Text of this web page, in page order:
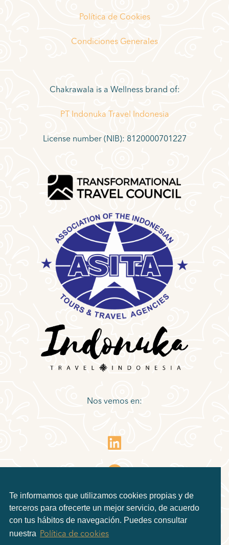
Te informamos que utilizamos cookies propias y de
terceros para ofrecerte un mejor servicio, de acuerdo
con tus hábitos de navegación. Puedes consultar
nuestra
Política de cookies
Política de Cookies
Condiciones Generales
Chakrawala is a Wellness brand of:
PT Indonuka Travel Indonesia
License number (NIB): 8120000701227
Nos vemos en: